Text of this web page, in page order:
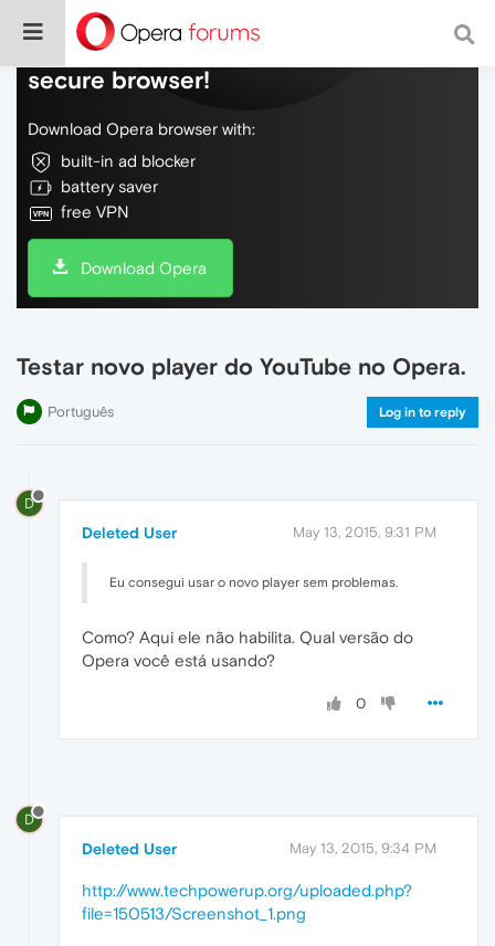
Do more on the web, with a fast and
secure browser!
Download Opera browser with:
built-in ad blocker
battery saver
free VPN
Download Opera
Testar novo player do YouTube no Opera.
Português Log in to reply
D
Deleted User May 13, 2015, 9:31 PM
Eu consegui usar o novo player sem problemas.
Como? Aqui ele não habilita. Qual versão do
Opera você está usando?
0
D
Deleted User May 13, 2015, 9:34 PM
http://www.techpowerup.org/uploaded.php?
file=150513/Screenshot_1.png